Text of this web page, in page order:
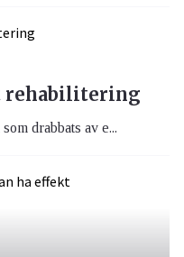
rehabilitering
drabbats av e...